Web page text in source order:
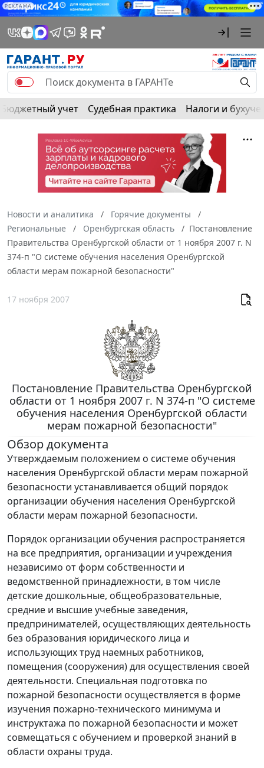
РЕКЛАМА
Бюджетный учет Судебная практика Налоги и
Новости и аналитика
Горячие документы
Региональные
Оренбургская область
Постановление
Правительства Оренбургской области от 1 ноября 2007 г. N
374-п "О системе обучения населения Оренбургской
области мерам пожарной безопасности"
17 ноября 2007
Постановление Правительства Оренбургской
области от 1 ноября 2007 г. N 374-п "О системе
обучения населения Оренбургской области
мерам пожарной безопасности"
Обзор документа
Утверждаемым положением о системе обучения
населения Оренбургской области мерам пожарной
безопасности устанавливается общий порядок
организации обучения населения Оренбургской
области мерам пожарной безопасности.
Порядок организации обучения распространяется
на все предприятия, организации и учреждения
независимо от форм собственности и
ведомственной принадлежности, в том числе
детские дошкольные, общеобразовательные,
средние и высшие учебные заведения,
предпринимателей, осуществляющих деятельность
без образования юридического лица и
использующих труд наемных работников,
помещения (сооружения) для осуществления своей
деятельности. Специальная подготовка по
пожарной безопасности осуществляется в форме
изучения пожарно-технического минимума и
инструктажа по пожарной безопасности и может
совмещаться с обучением и проверкой знаний в
области охраны труда.